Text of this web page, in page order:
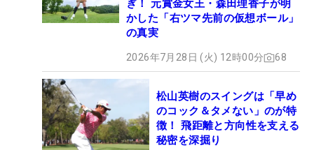
ぎ！ 元賞金女王・森田理香子が明
かした「右ツマ先前の仮想ボール」
の真実
2026年7月28日 (火) 12時00分 68
松山英樹のスイングは「早め
のコック＆タメない」のが特
徴！ 飛距離と方向性を支える
秘密を深掘り